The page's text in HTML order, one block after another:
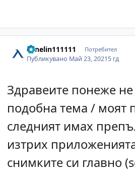
venelin111111 Потребител
Публикувано Май 23, 20215 гд
Здравеите понеже
подобна тема / моят
следният имах
изтрих
снимките си главно